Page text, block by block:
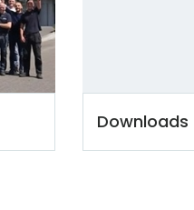
Downloads